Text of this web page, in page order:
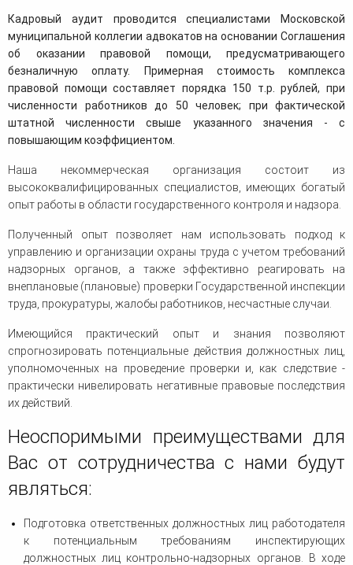
Кадровый аудит проводится специалистами Московской
муниципальной коллегии адвокатов на основании Соглашения
об оказании правовой помощи, предусматривающего
безналичную оплату. Примерная стоимость комплекса
правовой помощи составляет порядка 150 т.р. рублей, при
численности работников до 50 человек; при фактической
штатной численности свыше указанного значения - с
повышающим коэффициентом.
Наша некоммерческая организация состоит из
высококвалифицированных специалистов, имеющих богатый
опыт работы в области государственного контроля и надзора.
Полученный опыт позволяет нам использовать подход к
управлению и организации охраны труда с учетом требований
надзорных органов, а также эффективно реагировать на
внеплановые (плановые) проверки Государственной инспекции
труда, прокуратуры, жалобы работников, несчастные случаи.
Имеющийся практический опыт и знания позволяют
спрогнозировать потенциальные действия должностных лиц,
уполномоченных на проведение проверки и, как следствие -
практически нивелировать негативные правовые последствия
их действий.
Неоспоримыми преимуществами для
Вас от сотрудничества с нами будут
являться:
Подготовка ответственных должностных лиц работодателя
к потенциальным требованиям инспектирующих
должностных лиц контрольно-надзорных органов. В ходе